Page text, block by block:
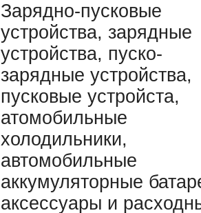
Зарядно-пусковые
устройства, зарядные
устройства, пуско-
зарядные устройства,
пусковые устройста,
атомобильные
холодильники,
автомобильные
аккумуляторные
аксессуары и